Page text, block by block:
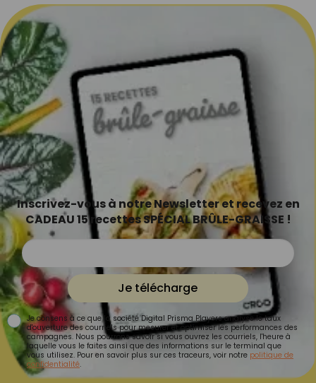
Inscrivez-vous à notre Newsletter et recevez en
CADEAU 15 recettes SPÉCIAL BRÛLE-GRAISSE !
Je télécharge
Je consens à ce que la société Digital Prisma Players analyse le taux
d'ouverture des courriels pour mesurer et optimiser les performances des
campagnes. Nous pourrons savoir si vous ouvrez les courriels, l'heure à
laquelle vous le faites ainsi que des informations sur le terminal que
vous utilisez. Pour en savoir plus sur ces traceurs, voir notre politique de
confidentialité.